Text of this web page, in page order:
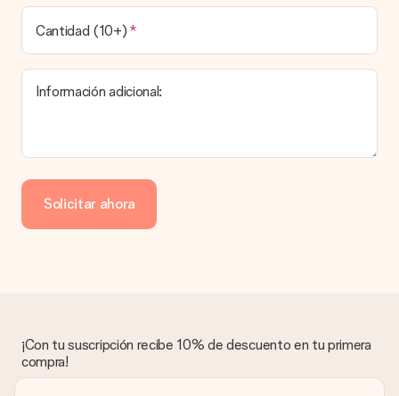
¿Cuál es el tiempo de entrega y cuándo recibo mi
obsequio?
El tiempo de entrega se puede encontrar en la página del
producto del regalo.
¿Cómo puedo pagar mi pedido?
de crédito o transferencia bancaria. En caso de elegir
transferencia bancaria, ten en cuenta 3 días adicionales para la
entrega de tu regalo.
asunto contigo. Ponte en contacto con nuestro equipo de
atención al cliente por teléfono, correo electrónico o chat y
buscaremos una solución adecuada para ti.
Cantidad (10+)
Información adicional:
Solicitar ahora
¡Con tu suscripción recibe 10% de descuento en tu primera
compra!